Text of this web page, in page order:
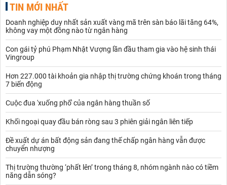
TIN MỚI NHẤT
Doanh nghiệp duy nhất sản xuất vàng mã trên sàn báo lãi tăng 64%,
không vay một đồng nào từ ngân hàng
Con gái tỷ phú Phạm Nhật Vượng lần đầu tham gia vào hệ sinh thái
Vingroup
Hơn 227.000 tài khoản gia nhập thị trường chứng khoán trong tháng
7 biến động
Cuộc đua 'xuống phố' của ngân hàng thuần số
Khối ngoại quay đầu bán ròng sau 3 phiên giải ngân liên tiếp
Đề xuất dự án bất động sản đang thế chấp ngân hàng vẫn được
chuyển nhượng
Thị trường thường ‘phất lên’ trong tháng 8, nhóm ngành nào có tiềm
năng dẫn sóng?